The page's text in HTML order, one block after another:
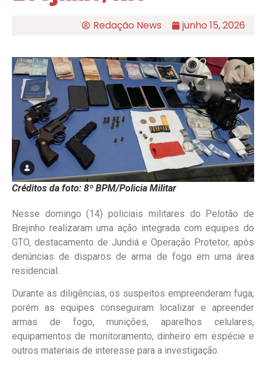
Redação News junho 15, 2026
Créditos da foto: 8º BPM/Policia Militar
Nesse domingo (14) policiais militares do Pelotão de
Brejinho realizaram uma ação integrada com equipes do
GTO, destacamento de Jundiá e Operação Protetor, após
denúncias de disparos de arma de fogo em uma área
residencial.
Durante as diligências, os suspeitos empreenderam fuga,
porém as equipes conseguiram localizar e apreender
armas de fogo, munições, aparelhos celulares,
equipamentos de monitoramento, dinheiro em espécie e
outros materiais de interesse para a investigação.